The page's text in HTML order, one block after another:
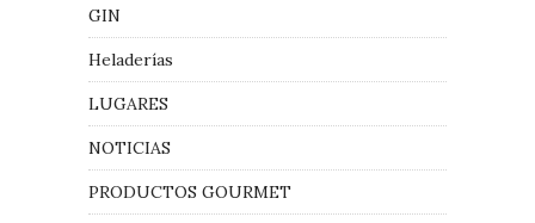
GIN
Heladerías
LUGARES
NOTICIAS
PRODUCTOS GOURMET